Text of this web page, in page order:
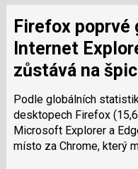
Firefox poprvé globálně poráží
Internet
zůstává na
Podle globálních
desktopech Firefox
Microsoft Explorer a
místo za Chrome, který má již